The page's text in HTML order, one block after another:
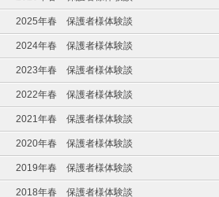
2025年春 保護者様体験談
2024年春 保護者様体験談
2023年春 保護者様体験談
2022年春 保護者様体験談
2021年春 保護者様体験談
2020年春 保護者様体験談
2019年春 保護者様体験談
2018年春 保護者様体験談